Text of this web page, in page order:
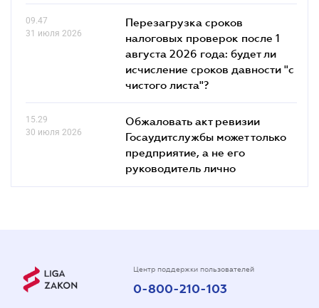
09.47
31 июля 2026
Перезагрузка сроков
налоговых проверок после 1
августа 2026 года: будет ли
исчисление сроков давности "с
чистого листа"?
15.29
30 июля 2026
Обжаловать акт ревизии
Госаудитслужбы может только
предприятие, а не его
руководитель лично
Центр поддержки пользователей
0-800-210-103